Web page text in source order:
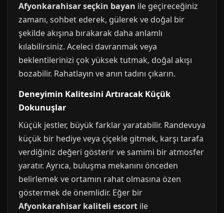
Afyonkarahisar seçkin bayan ile geçireceğiniz
zamanı, sohbet ederek, gülerek ve doğal bir
şekilde akışına bırakarak daha anlamlı
kılabilirsiniz. Aceleci davranmak veya
beklentilerinizi çok yüksek tutmak, doğal akışı
bozabilir. Rahatlayın ve anın tadını çıkarın.
Deneyimin Kalitesini Artıracak Küçük
Dokunuşlar
Küçük jestler, büyük farklar yaratabilir. Randevuya
küçük bir hediye veya çiçekle gitmek, karşı tarafa
verdiğiniz değeri gösterir ve samimi bir atmosfer
yaratır. Ayrıca, buluşma mekanını önceden
belirlemek ve ortamın rahat olmasına özen
göstermek de önemlidir. Eğer bir
Afyonkarahisar kaliteli escort ile